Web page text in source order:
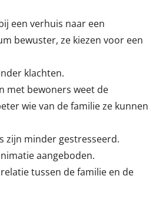
een verhuis naar een
bewuster, ze kiezen voor een
klachten.
met bewoners weet de
wie van de familie ze kunnen
zijn minder gestresseerd.
aangeboden.
tussen de familie en de